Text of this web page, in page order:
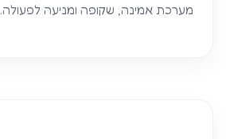
מערכת אמינה, שקופה ומניעה לפעולה.